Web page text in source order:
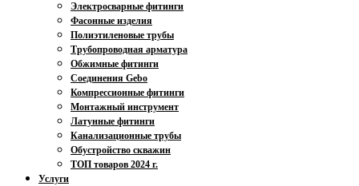
Электросварные фитинги
Фасонные изделия
Полиэтиленовые трубы
Трубопроводная арматура
Обжимные фитинги
Соединения Gebo
Компрессионные фитинги
Монтажный инструмент
Латунные фитинги
Канализационные трубы
Обустройство скважин
ТОП товаров 2024 г.
Услуги